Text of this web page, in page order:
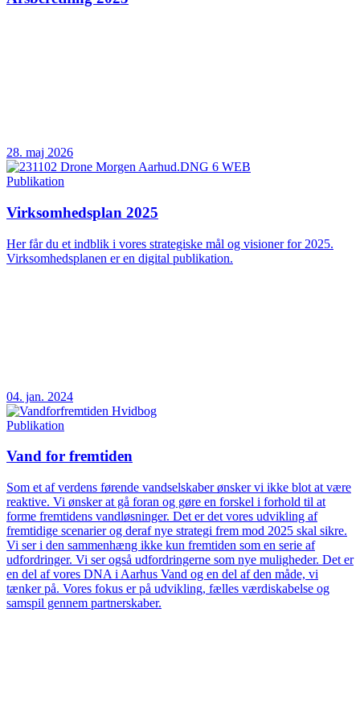
28. maj 2026
Publikation
Virksomhedsplan 2025
Her får du et indblik i vores strategiske mål og visioner for 2025.
Virksomhedsplanen er en digital publikation.
04. jan. 2024
Publikation
Vand for fremtiden
Som et af verdens førende vandselskaber ønsker vi ikke blot at være
reaktive. Vi ønsker at gå foran og gøre en forskel i forhold til at
forme fremtidens vandløsninger. Det er det vores udvikling af
fremtidige scenarier og deraf nye strategi frem mod 2025 skal sikre.
Vi ser i den sammenhæng ikke kun fremtiden som en serie af
udfordringer. Vi ser også udfordringerne som nye muligheder. Det er
en del af vores DNA i Aarhus Vand og en del af den måde, vi
tænker på. Vores fokus er på udvikling, fælles værdiskabelse og
samspil gennem partnerskaber.